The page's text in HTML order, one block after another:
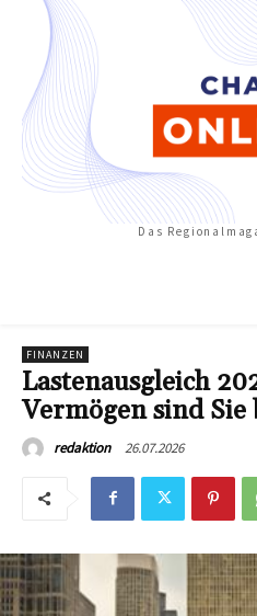
Das
FINANZEN
Lastenausgleich
Vermögen sind Sie
redaktion 26.07.2026